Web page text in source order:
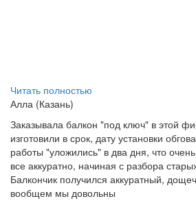
Читать полностью
Алла (Казань)
Заказывала балкон "под ключ" в этой
изготовили в срок, дату установки
работы "уложились" в два дня, что
все аккуратно, начиная с разбора
Балкончик получился аккуратный,
вообщем мы довольны